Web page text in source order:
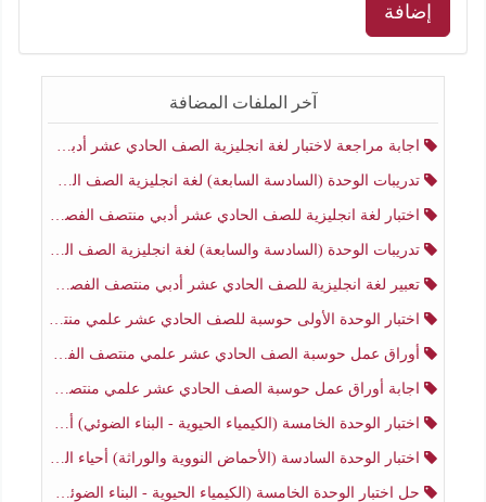
إضافة
آخر الملفات المضافة
اجابة مراجعة لاختبار لغة انجليزية الصف الحادي عشر أدبي منتصف الفصل الثاني
تدريبات الوحدة (السادسة السابعة) لغة انجليزية الصف الحادي عشر أدبي منتصف الفصل الثاني
اختبار لغة انجليزية للصف الحادي عشر أدبي منتصف الفصل الثاني
تدريبات الوحدة (السادسة والسابعة) لغة انجليزية الصف الحادي عشر أدبي الفصل الثاني
تعبير لغة انجليزية للصف الحادي عشر أدبي منتصف الفصل الثاني
اختبار الوحدة الأولى حوسبة للصف الحادي عشر علمي منتصف الفصل الثاني
أوراق عمل حوسبة الصف الحادي عشر علمي منتصف الفصل الثاني
اجابة أوراق عمل حوسبة الصف الحادي عشر علمي منتصف الفصل الثاني
اختبار الوحدة الخامسة (الكيمياء الحيوية - البناء الضوئي) أحياء الصف الحادي عشر علمي الفصل الثاني
اختبار الوحدة السادسة (الأحماض النووية والوراثة) أحياء الصف الحادي عشر علمي منتصف الفصل الثاني
حل اختبار الوحدة الخامسة (الكيمياء الحيوية - البناء الضوئي) أحياء الصف الحادي عشر علمي الفصل الثاني